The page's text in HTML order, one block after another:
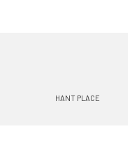
HANT PLACE